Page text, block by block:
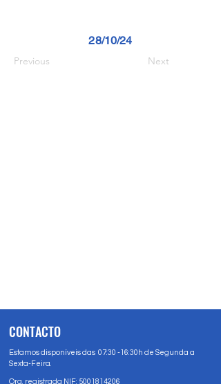
28/10/24
Previous Next
CONTACTO
Estamos disponíveis das 07:30 -16:30h de Segunda a
Sexta-Feira.
Org. registrada NIF: 5001814206